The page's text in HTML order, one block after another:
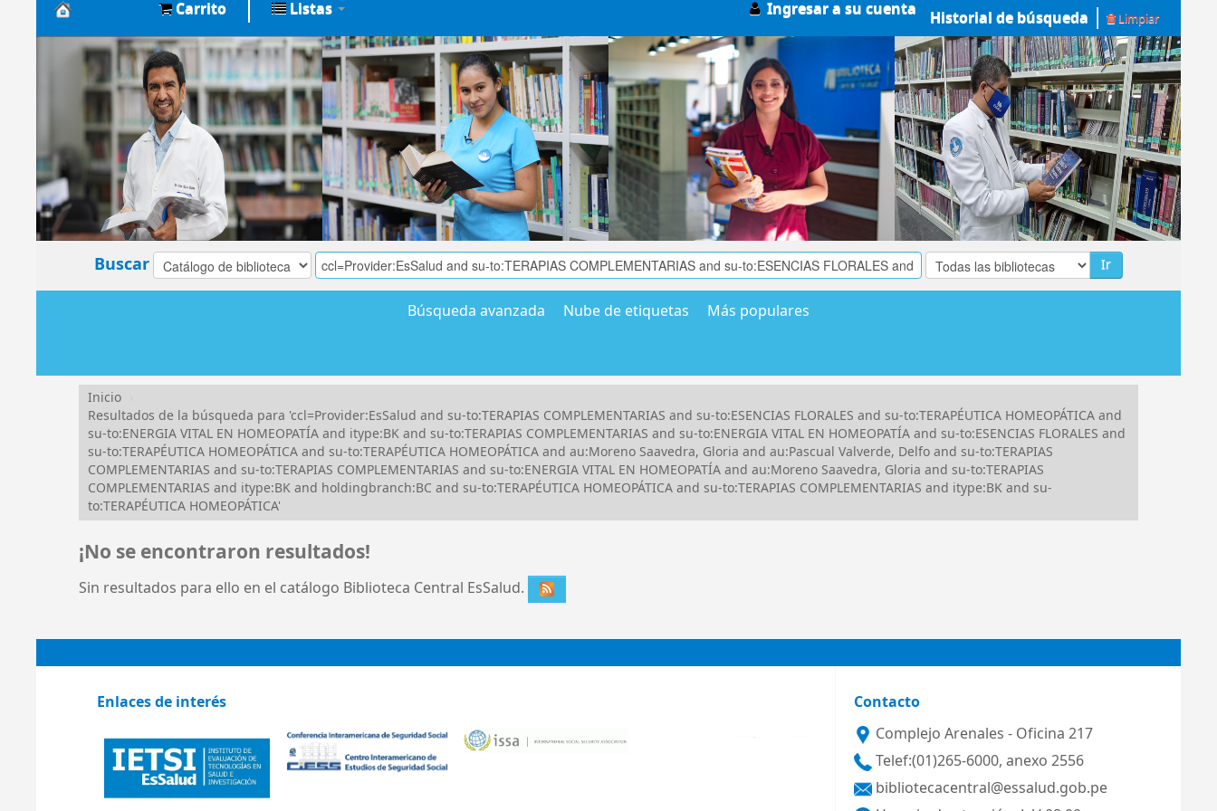
Biblioteca
Central
EsSalud
Carrito Listas Ingresar a su cuenta Historial de búsqueda Limpiar
Buscar Ir
Búsqueda avanzada Nube de etiquetas Más populares
Inicio
Resultados de la búsqueda para 'ccl=Provider:EsSalud and su-to:TERAPIAS COMPLEMENTARIAS and su-to:ESENCIAS FLORALES and su-to:TERAPÉUTICA HOMEOPÁTICA and
su-to:ENERGIA VITAL EN HOMEOPATÍA and itype:BK and su-to:TERAPIAS COMPLEMENTARIAS and su-to:ENERGIA VITAL EN HOMEOPATÍA and su-to:ESENCIAS FLORALES and
su-to:TERAPÉUTICA HOMEOPÁTICA and su-to:TERAPÉUTICA HOMEOPÁTICA and au:Moreno Saavedra, Gloria and au:Pascual Valverde, Delfo and su-to:TERAPIAS
COMPLEMENTARIAS and su-to:TERAPIAS COMPLEMENTARIAS and su-to:ENERGIA VITAL EN HOMEOPATÍA and au:Moreno Saavedra, Gloria and su-to:TERAPIAS
COMPLEMENTARIAS and itype:BK and holdingbranch:BC and su-to:TERAPÉUTICA HOMEOPÁTICA and su-to:TERAPIAS COMPLEMENTARIAS and itype:BK and su-
to:TERAPÉUTICA HOMEOPÁTICA'
¡No se encontraron resultados!
Sin resultados para ello en el catálogo Biblioteca Central EsSalud.
Enlaces de interés
Contacto
Complejo Arenales - Oficina 217
Telef:(01)265-6000, anexo 2556
bibliotecacentral@essalud.gob.pe